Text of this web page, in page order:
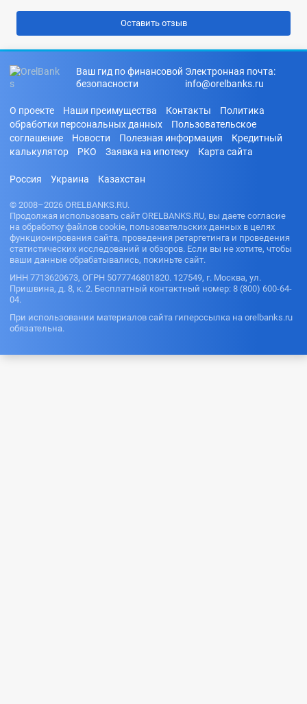
Ваш гид по финансовой
безопасности
Электронная почта:
info@orelbanks.ru
О проекте Наши преимущества Контакты
Политика
обработки персональных данных
Пользовательское
соглашение
Новости Полезная информация
Кредитный
калькулятор
РКО Заявка на ипотеку Карта сайта
Россия Украина Казахстан
© 2008–2026 ORELBANKS.RU.
Продолжая использовать сайт ORELBANKS.RU, вы даете согласие
на обработку файлов cookie, пользовательских данных в целях
функционирования сайта, проведения ретаргетинга и проведения
статистических исследований и обзоров. Если вы не хотите, чтобы
ваши данные обрабатывались, покиньте сайт.
ИНН 7713620673, ОГРН 5077746801820. 127549, г. Москва, ул.
Пришвина, д. 8, к. 2. Бесплатный контактный номер: 8 (800) 600-64-
04.
При использовании материалов сайта гиперссылка на orelbanks.ru
обязательна.